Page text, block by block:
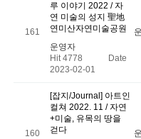
161
루 이야기 2022 / 자
연 미술의 성지 聖地
연미산자연미술공원
운영자
Hit 4778
Date
2023-02-01
160
[잡지/Journal] 아트인
컬쳐 2022. 11 / 자연
+미술, 유목의 땅을
걷다